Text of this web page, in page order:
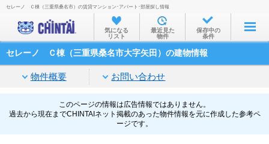
お部屋を探す
沿線・駅から
住所から
家賃相場から
通勤通学時間から
物件特集から
セレーノ Ｃ棟（三重県桑名市）の賃貸マンション･アパート･部屋探し情報
気になる
リスト
最近見た
物件
保存中の
条件
セレーノ Ｃ棟（三重県桑名市大字矢田）の建物情報
物件概要 お問い合わせ
このページの情報は広告情報ではありません。
過去から現在までCHINTAIネット掲載のあった物件情報を元に作成した参考ペ
ージです。